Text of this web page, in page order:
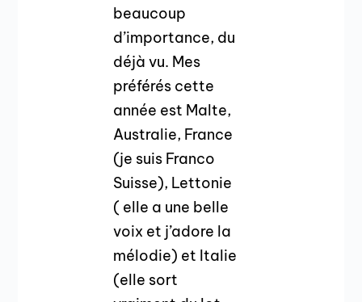
beaucoup
d’importance, du
déjà vu. Mes
préférés cette
année est Malte,
Australie, France
(je suis Franco
Suisse), Lettonie
( elle a une belle
voix et j’adore la
mélodie) et Italie
(elle sort